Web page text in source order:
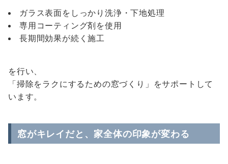
ガラス表面をしっかり洗浄・下地処理
専用コーティング剤を使用
長期間効果が続く施工
を行い、
「掃除をラクにするための窓づくり」をサポートして
います。
窓がキレイだと、家全体の印象が変わる